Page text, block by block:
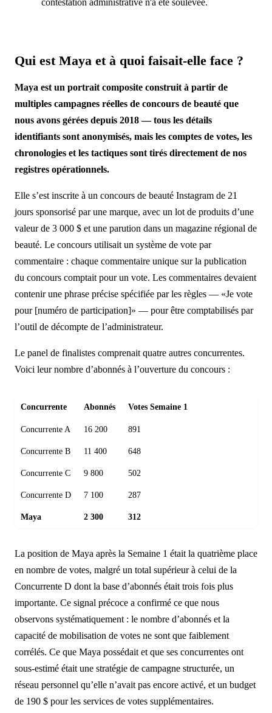
Qui est Maya et à quoi faisait-elle face ?
Maya est un portrait composite construit à partir de
multiples campagnes réelles de concours de beauté que
nous avons gérées depuis 2018 — tous les détails
identifiants sont anonymisés, mais les comptes de votes, les
chronologies et les tactiques sont tirés directement de nos
registres opérationnels.
Elle s’est inscrite à un concours de beauté Instagram de 21
jours sponsorisé par une marque, avec un lot de produits d’une
valeur de 3 000 $ et une parution dans un magazine régional de
beauté. Le concours utilisait un système de vote par
commentaire : chaque commentaire unique sur la publication
du concours comptait pour un vote. Les commentaires devaient
contenir une phrase précise spécifiée par les règles — «Je vote
pour [numéro de participation]» — pour être comptabilisés par
l’outil de décompte de l’administrateur.
Le panel de finalistes comprenait quatre autres concurrentes.
Voici leur nombre d’abonnés à l’ouverture du concours :
Concurrente Abonnés Votes Semaine 1
Concurrente A 16 200 891
Concurrente B 11 400 648
Concurrente C 9 800 502
Concurrente D 7 100 287
Maya 2 300 312
La position de Maya après la Semaine 1 était la quatrième place
en nombre de votes, malgré un total supérieur à celui de la
Concurrente D dont la base d’abonnés était trois fois plus
importante. Ce signal précoce a confirmé ce que nous
observons systématiquement : le nombre d’abonnés et la
capacité de mobilisation de votes ne sont que faiblement
corrélés. Ce que Maya possédait et que ses concurrentes ont
sous-estimé était une stratégie de campagne structurée, un
réseau personnel qu’elle n’avait pas encore activé, et un budget
de 190 $ pour les services de votes supplémentaires.